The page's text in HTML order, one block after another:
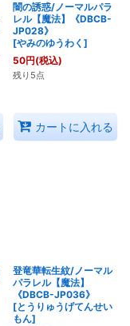
闇の誘惑/ノーマルパラ
レル【魔法】《DBCB-
JP028》
[やみのゆうわく]
50円(税込)
残り5点
カートに入れる
登竜華転生紋/ノーマル
パラレル【魔法】
《DBCB-JP036》
[とうりゅうげてんせい
もん]